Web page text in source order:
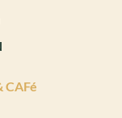
CAFé